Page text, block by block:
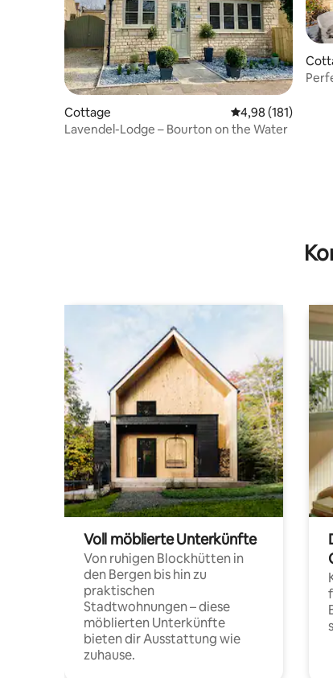
Cottage Durchschnittliche
4,98 (181)
Lavendel-Lodge – Bourton on the Water
Voll möblierte Unterkünfte
Von ruhigen Blockhütten in
den Bergen bis hin zu
praktischen
Stadtwohnungen – diese
möblierten Unterkünfte
bieten dir Ausstattung wie
zuhause.